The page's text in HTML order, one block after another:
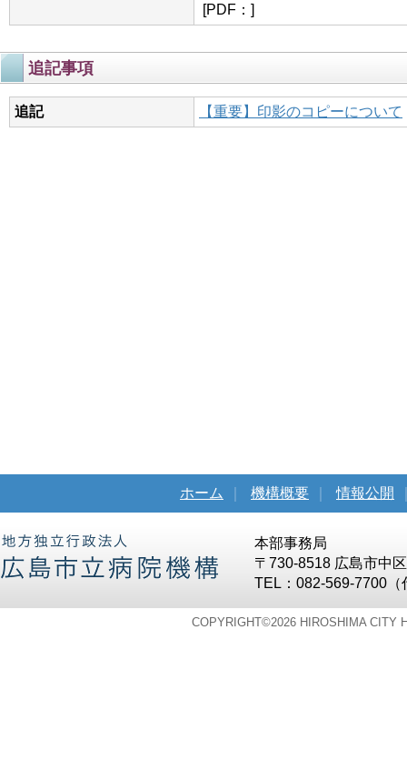
[PDF：]
追記事項
追記 【重要】印影のコピーについて
ホーム 機構概要 情報公開
本部事務局
〒730-8518 広島市中
TEL：082-569-7700
COPYRIGHT©2026 HIROSHIMA CITY